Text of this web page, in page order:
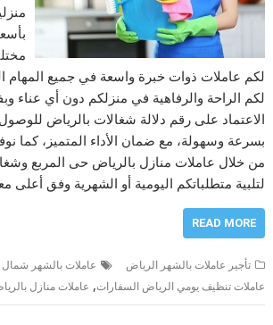
لكم عاملات ذوات خبرة واسعة في جميع المهام
لكم الراحة والرفاهية في منزلكم دون أي عناء
الاعتماد على رقم دلالة شغالات بالرياض
بسرعة وسهولة، مع ضمان الأداء المتميز، كما
من خلال عاملات منازل بالرياض حى المربع
لتلبية متطلباتكم اليومية أو الشهرية وفق أعلى
READ MORE
تأجير عاملات بالشهر الرياض عاملات بالشهر شمال
عاملات تنظيف يومي الرياض السفارات, عاملات منازل